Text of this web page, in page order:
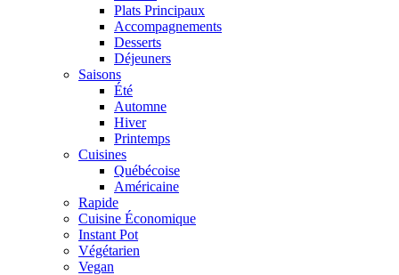
Plats Principaux
Accompagnements
Desserts
Déjeuners
Saisons
Été
Automne
Hiver
Printemps
Cuisines
Québécoise
Américaine
Rapide
Cuisine Économique
Instant Pot
Végétarien
Vegan